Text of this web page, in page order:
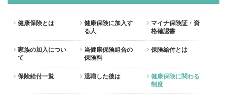
健康保険とは
健康保険に加入す
る人
マイナ保険証・資
格確認書
家族の加入につい
て
当健康保険組合の
保険料
保険給付とは
保険給付一覧 退職した後は
健康保険に関わる
制度